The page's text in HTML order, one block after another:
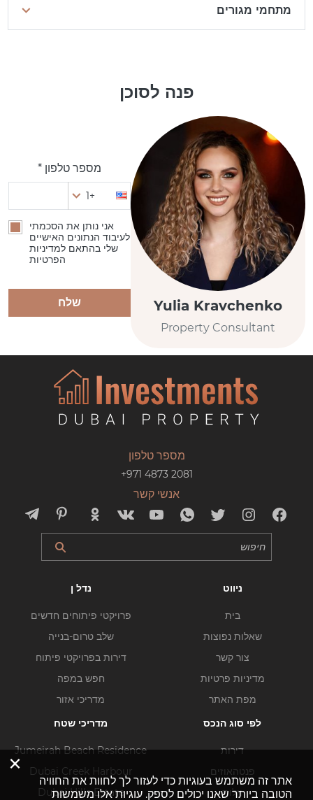
מתחמי מגורים
פנה לסוכן
Yulia Kravchenko
Property Consultant
מספר טלפון *
+1
אני נותן את הסכמתי
לעיבוד הנתונים האישיים
שלי בהתאם למדיניות
הפרטיות
שלח
מספר טלפון
+971 4873 2081
אנשי קשר
ניווט
בית
שאלות נפוצות
צור קשר
מדיניות פרטיות
מפת האתר
נדל ן
פרויקטי פיתוחים חדשים
שלב טרום-בנייה
דירות בפרויקטי פיתוח
חפש במפה
מדריכי אזור
לפי סוג הנכס
דירות
פנטהאוזים
וילות
מדריכי שטח
Jumeirah Beach Residence
Dubai Creek Harbour
Dubai Hills Estate
×
אתר זה משתמש בעוגיות כדי לעזור לך לחוות את החוויה
הטובה ביותר שאנו יכולים לספק. עוגיות אלו משמשות